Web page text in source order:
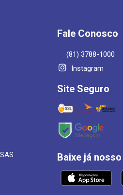
Fale Conosco
(81) 3788-1000
Instagram
Site Seguro
Baixe já